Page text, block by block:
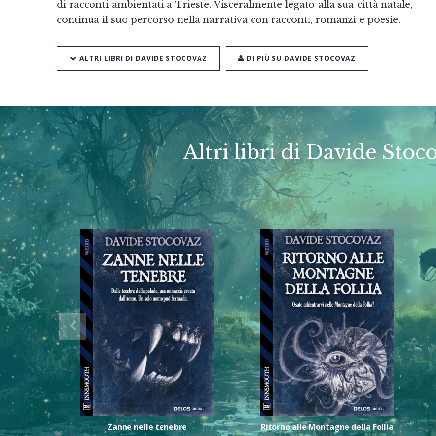
di racconti ambientati a Trieste. Visceralmente legato alla sua città natale,
continua il suo percorso nella narrativa con racconti, romanzi e poesie.
ALTRI LIBRI DI DAVIDE STOCOVAZ DI PIÙ SU DAVIDE STOCOVAZ
Altri libri di Davide
Zanne nelle tenebre Ritorno alle Montagne della Follia